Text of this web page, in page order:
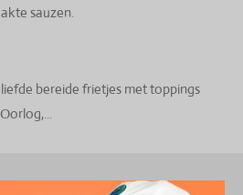
sauzen.
bereide frietjes met toppings